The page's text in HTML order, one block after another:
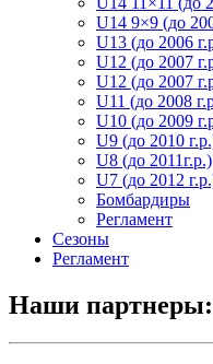
U14 9×9 (до
U13 (до 2006
U12 (до 2007
U12 (до 2007
U11 (до 2008
U10 (до 2009
U9 (до 2010
U8 (до 2011г.р.)
U7 (до 2012
Бомбардиры
Регламент
Сезоны
Регламент
Наши партнеры: